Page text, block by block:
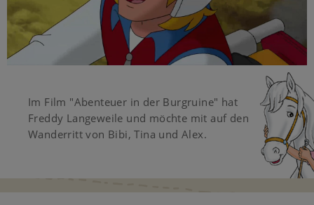
Video
Im Film "Abenteuer in der Burgruine" hat
Freddy Langeweile und möchte mit auf den
Wanderritt von Bibi, Tina und Alex.